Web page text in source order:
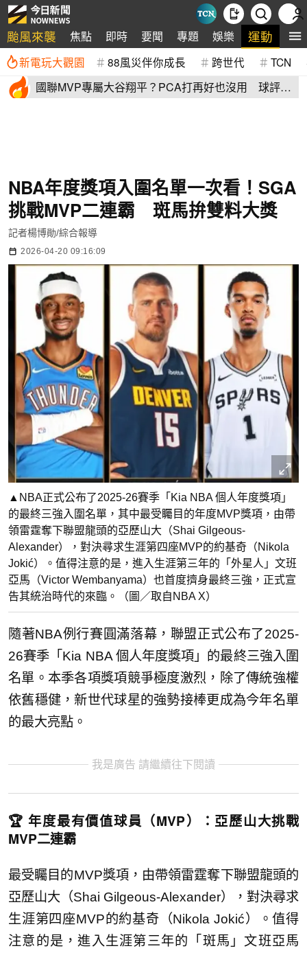
颱風來襲 焦點 即時 要聞 專題 娛樂 運動 全
新電玩大觀園 88風災伴你成長 跨世代 TCN
國聯MVP專屬大谷翔平？PCA打再好也沒用 球評
NBA年度獎項入圍名單一次看！SGA
挑戰MVP二連霸 斑馬拚雙料大獎
記者楊博勛/綜合報導
2026-04-20 09:16:09
▲NBA正式公布了2025-26賽季「Kia NBA 個人年度獎項」
的最終三強入圍名單，其中最受矚目的年度MVP獎項，由帶
領雷霆奪下聯盟龍頭的亞歷山大（Shai Gilgeous-
Alexander），對決尋求生涯第四座MVP的約基奇（Nikola
Jokić）。值得注意的是，進入生涯第三年的「外星人」文班
亞馬（Victor Wembanyama）也首度擠身最終三強，正式宣
告其統治時代的來臨。（圖／取自NBA X）
隨著NBA例行賽圓滿落幕，聯盟正式公布了2025-
26賽季「Kia NBA 個人年度獎項」的最終三強入圍
名單。本季各項獎項競爭極度激烈，除了傳統強權
依舊穩健，新世代球星的強勢接棒更成為今年名單
的最大亮點。
我是廣告 請繼續往下閱讀
🏆 年度最有價值球員（MVP）：亞歷山大挑戰
MVP二連霸
最受矚目的MVP獎項，由帶領雷霆奪下聯盟龍頭的
亞歷山大（Shai Gilgeous-Alexander），對決尋求
生涯第四座MVP的約基奇（Nikola Jokić）。值得
注意的是，進入生涯第三年的「斑馬」文班亞馬